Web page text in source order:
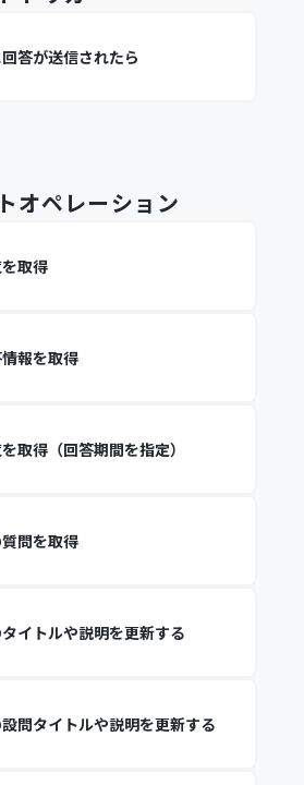
答が送信されたら
オペレーション
取得
報を取得
取得（回答期間を指定）
問を取得
イトルや説明を更新する
問タイトルや説明を更新する